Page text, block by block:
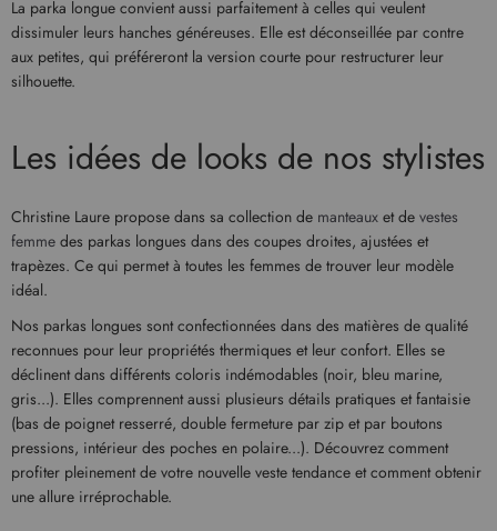
La parka longue convient aussi parfaitement à celles qui veulent
dissimuler leurs hanches généreuses. Elle est déconseillée par contre
aux petites, qui préféreront la version courte pour restructurer leur
silhouette.
Les idées de looks de nos stylistes
Christine Laure propose dans sa collection de manteaux et de vestes
femme des parkas longues dans des coupes droites, ajustées et
trapèzes. Ce qui permet à toutes les femmes de trouver leur modèle
idéal.
Nos parkas longues sont confectionnées dans des matières de qualité
reconnues pour leur propriétés thermiques et leur confort. Elles se
déclinent dans différents coloris indémodables (noir, bleu marine,
gris...). Elles comprennent aussi plusieurs détails pratiques et fantaisie
(bas de poignet resserré, double fermeture par zip et par boutons
pressions, intérieur des poches en polaire...). Découvrez comment
profiter pleinement de votre nouvelle veste tendance et comment obtenir
une allure irréprochable.